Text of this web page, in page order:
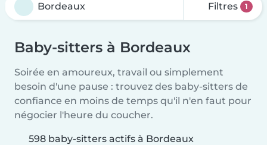
Filtres 1
Baby-sitters à Bordeaux
Soirée en amoureux, travail ou simplement
besoin d'une pause : trouvez des baby-sitters de
confiance en moins de temps qu'il n'en faut pour
négocier l'heure du coucher.
598 baby-sitters actifs à Bordeaux